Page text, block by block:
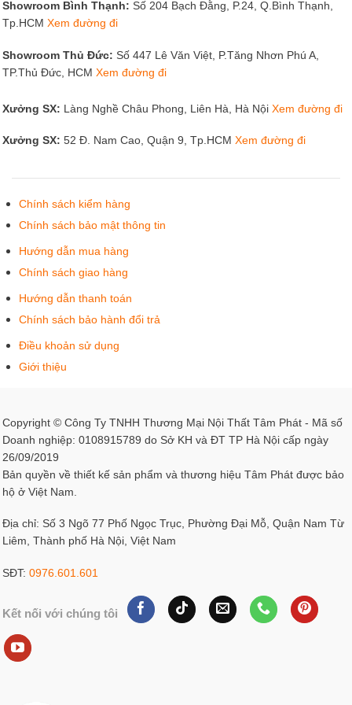
Phong cách Luxury sang trọng
thời thượng, gây ấn tượng với người nhìn bởi sự sang
gian rộng rãi, hài hòa với kết cấu chung của tổng thể (khu
Bàn quầy lễ tân karaoke luxury thường có gam màu ánh
bị đầy đủ các tính năng và tiện ích, giúp nhân viên có thể
thuận tiện sử dụng khi làm việc.
Phong cách hiện đại
kế đơn giản, không cầu kì nhưng đầy đủ công năng. Tùy
phù hợp như gỗ tự nhiên, kính, đá hoặc kim loại. Điểm nổi
bật của phong cách này là sự tiện ích trong quá trình sử
dụng của nhân viên lễ tân. Tùy thuộc vào không gian quán
và yêu cầu của bạn mà các kiến trúc sư sẽ tư vấn và lên
bản thiết kế sao cho ấn tượng nhất.
Showroom Bình Thạnh: Số 204 Bạch Đằng, P.24, Q.Bình Thạnh,
Tp.HCM Xem đường đi
Showroom Thủ Đức: Số 447 Lê Văn Việt, P.Tăng Nhơn Phú A,
TP.Thủ Đức, HCM Xem đường đi
Xưởng SX: Làng Nghề Châu Phong, Liên Hà, Hà Nội Xem đường đi
Xưởng SX: 52 Đ. Nam Cao, Quận 9, Tp.HCM Xem đường đi
Chính sách kiểm hàng
Chính sách bảo mật thông tin
Hướng dẫn mua hàng
Chính sách giao hàng
Hướng dẫn thanh toán
Chính sách bảo hành đổi trả
Điều khoản sử dụng
Giới thiệu
Copyright © Công Ty TNHH Thương Mại Nội Thất Tâm Phát - Mã số
Doanh nghiệp: 0108915789 do Sở KH và ĐT TP Hà Nội cấp ngày
26/09/2019
Bản quyền về thiết kế sản phẩm và thương hiệu Tâm Phát được bảo
hộ ở Việt Nam.
Địa chỉ: Số 3 Ngõ 77 Phố Ngọc Trục, Phường Đại Mỗ, Quận Nam Từ
Liêm, Thành phố Hà Nội, Việt Nam
SĐT: 0976.601.601
Kết nối với chúng tôi